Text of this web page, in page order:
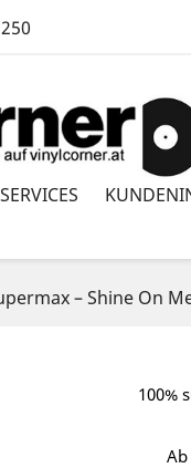
SERVICES
– Shine On
100%